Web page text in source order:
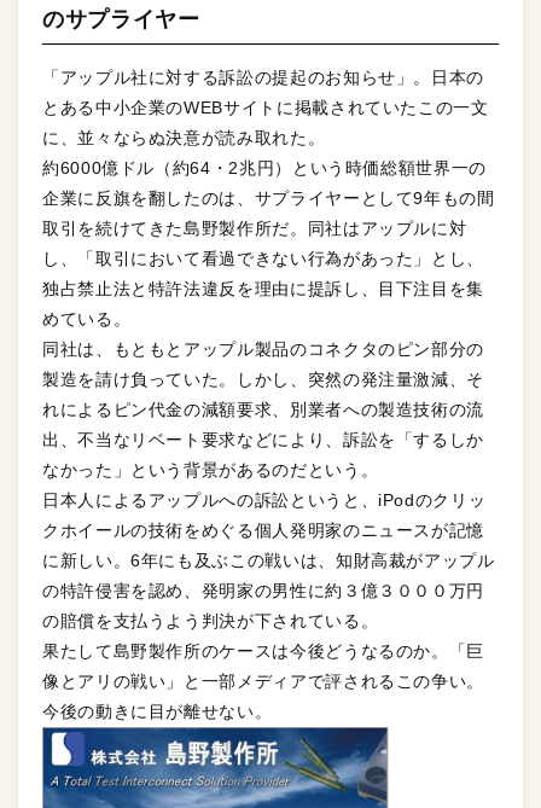
のサプライヤー
「アップル社に対する訴訟の提起のお知らせ」。日本の
とある中小企業のWEBサイトに掲載されていたこの一文
に、並々ならぬ決意が読み取れた。
約6000億ドル（約64・2兆円）という時価総額世界一の
企業に反旗を翻したのは、サプライヤーとして9年もの間
取引を続けてきた島野製作所だ。同社はアップルに対
し、「取引において看過できない行為があった」とし、
独占禁止法と特許法違反を理由に提訴し、目下注目を集
めている。
同社は、もともとアップル製品のコネクタのピン部分の
製造を請け負っていた。しかし、突然の発注量激減、そ
れによるピン代金の減額要求、別業者への製造技術の流
出、不当なリベート要求などにより、訴訟を「するしか
なかった」という背景があるのだという。
日本人によるアップルへの訴訟というと、iPodのクリッ
クホイールの技術をめぐる個人発明家のニュースが記憶
に新しい。6年にも及ぶこの戦いは、知財高裁がアップル
の特許侵害を認め、発明家の男性に約３億３０００万円
の賠償を支払うよう判決が下されている。
果たして島野製作所のケースは今後どうなるのか。「巨
像とアリの戦い」と一部メディアで評されるこの争い。
今後の動きに目が離せない。